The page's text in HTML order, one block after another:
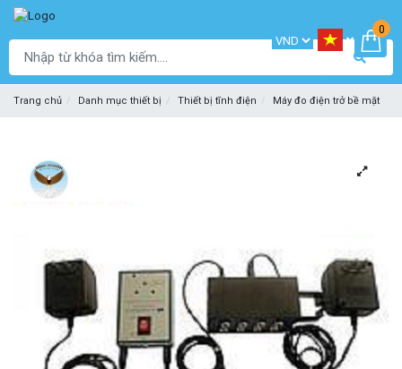
0
Trang chủ Danh mục thiết bị Thiết bị tĩnh điện Máy đo điện trở bề mặt